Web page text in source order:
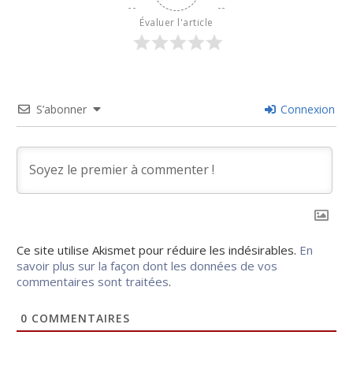
Évaluer l'article
S’abonner Connexion
Ce site utilise Akismet pour réduire les indésirables. En
savoir plus sur la façon dont les données de vos
commentaires sont traitées.
0 COMMENTAIRES